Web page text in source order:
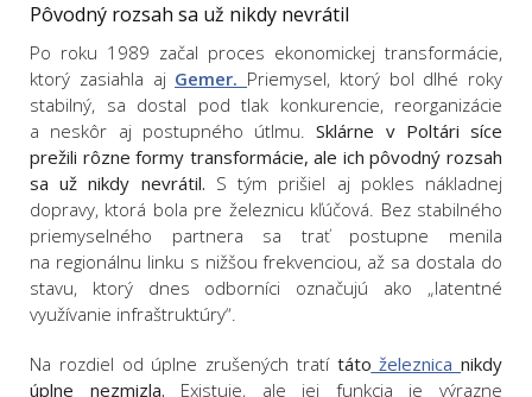
Pôvodný rozsah sa už nikdy nevrátil
Po roku 1989 začal proces ekonomickej transformácie,
ktorý zasiahla aj Gemer. Priemysel, ktorý bol dlhé roky
stabilný, sa dostal pod tlak konkurencie, reorganizácie
a neskôr aj postupného útlmu. Sklárne v Poltári síce
prežili rôzne formy transformácie, ale ich pôvodný rozsah
sa už nikdy nevrátil. S tým prišiel aj pokles nákladnej
dopravy, ktorá bola pre železnicu kľúčová. Bez stabilného
priemyselného partnera sa trať postupne menila
na regionálnu linku s nižšou frekvenciou, až sa dostala do
stavu, ktorý dnes odborníci označujú ako „latentné
využívanie infraštruktúry“.
Na rozdiel od úplne zrušených tratí táto železnica nikdy
úplne nezmizla. Existuje, ale jej funkcia je výrazne